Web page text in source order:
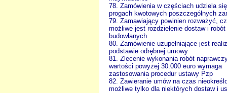
78. Zamówienia w częściach udziela
progach kwotowych poszczególnych
79. Zamawiający powinien rozważyć,
możliwe jest rozdzielenie dostaw i robót
budowlanych
80. Zamówienie uzupełniające jest
podstawie odrębnej umowy
81. Zlecenie wykonania robót
wartości powyżej 30.000 euro wymaga
zastosowania procedur ustawy Pzp
82. Zawieranie umów na czas
możliwe tylko dla niektórych dostaw i